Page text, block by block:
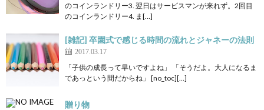
のコインランドリー3. 翌日はサービスマンが来れず。2回目
のコインランドリー4. ま[…]
[雑記] 卒園式で感じる時間の流れとジャネーの法則
2017.03.17
「子供の成長って早いですよね」 「そうだよ。大人になるま
であっという間だからね」 [no_toc][…]
贈り物